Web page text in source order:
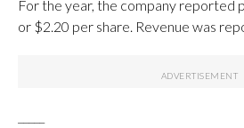
For the year, the company reported
or $2.20 per share. Revenue was